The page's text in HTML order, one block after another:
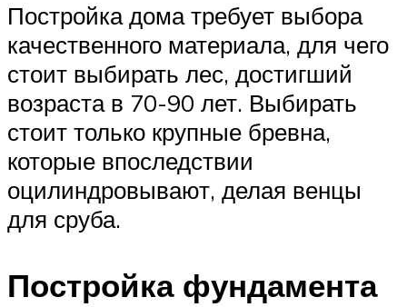
Постройка дома требует выбора
качественного материала, для чего
стоит выбирать лес, достигший
возраста в 70-90 лет. Выбирать
стоит только крупные бревна,
которые впоследствии
оцилиндровывают, делая венцы
для сруба.
Постройка фундамента